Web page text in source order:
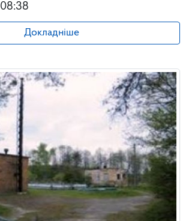
08:38
Докладніше